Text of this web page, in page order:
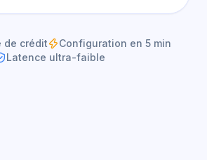
de crédit
Configuration en 5 min
Latence ultra-faible